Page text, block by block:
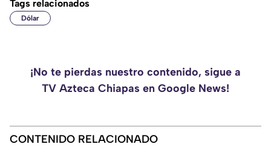
Tags relacionados
Dólar
¡No te pierdas nuestro contenido, sigue a
TV Azteca Chiapas en Google News!
CONTENIDO RELACIONADO